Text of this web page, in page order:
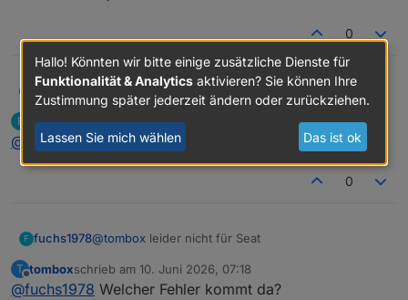
0
tombox@fuchs1978Empfehlung ist wirklich Tiber.. schneller
und stabiler
F
Offline
fuchs1978schrieb am9. Juni 2026, 20:03
zuletzt editiert von
@ tomboxleider nicht für Seat
0
F fuchs1978@tombox leider nicht für Seat
T
Offline
tomboxschrieb am 10. Juni 2026, 07:18
zuletzt editiert von
@fuchs1978 Welcher Fehler kommt da?
Hallo! Könnten wir bitte einige zusätzliche Dienste für
Funktionalität & Analytics aktivieren? Sie können Ihre
Zustimmung später jederzeit ändern oder zurückziehen.
Lassen Sie mich wählen Das ist ok